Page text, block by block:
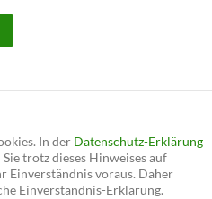
In der Datenschutz-Erklärung
trotz dieses Hinweises auf
Einverständnis voraus. Daher
Einverständnis-Erklärung.